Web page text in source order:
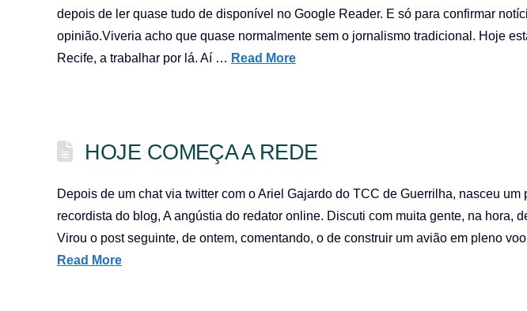
depois de ler quase tudo de disponível no Google Reader. E só para confirmar
opinião.Viveria acho que quase normalmente sem o jornalismo tradicional. Hoje
Recife, a trabalhar por lá. Aí … Read More
HOJE COMEÇA A REDE
Depois de um chat via twitter com o Ariel Gajardo do TCC de Guerrilha, nasceu um
recordista do blog, A angústia do redator online. Discuti com muita gente, na hora,
Virou o post seguinte, de ontem, comentando, o de construir um avião em pleno
Read More